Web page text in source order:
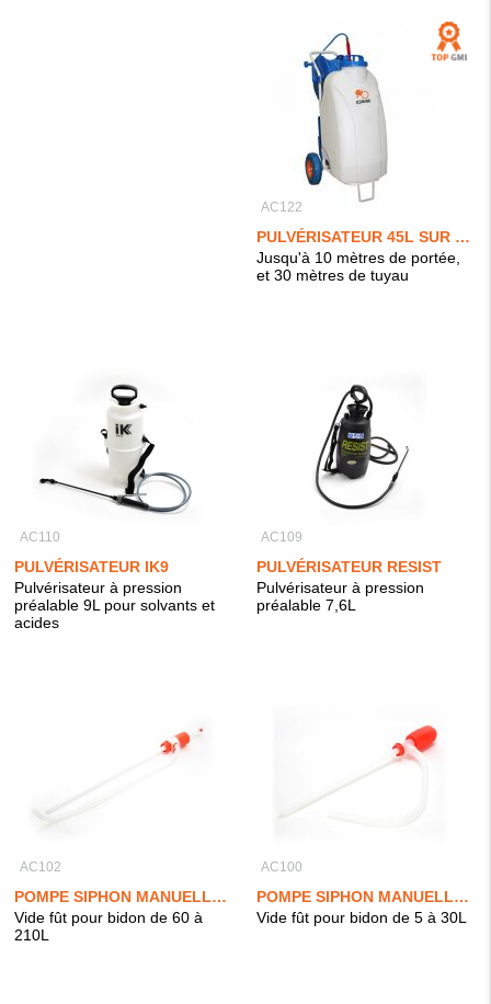
AC122
PULVÉRISATEUR 45L SUR BATTERIE GLADIATOR
Jusqu'à 10 mètres de portée,
et 30 mètres de tuyau
AC110
PULVÉRISATEUR IK9
Pulvérisateur à pression
préalable 9L pour solvants et
acides
AC109
PULVÉRISATEUR RESIST
Pulvérisateur à pression
préalable 7,6L
AC102
POMPE SIPHON MANUELLE PE ''GRAND MODÈLE''
Vide fût pour bidon de 60 à
210L
AC100
POMPE SIPHON MANUELLE PE
Vide fût pour bidon de 5 à 30L